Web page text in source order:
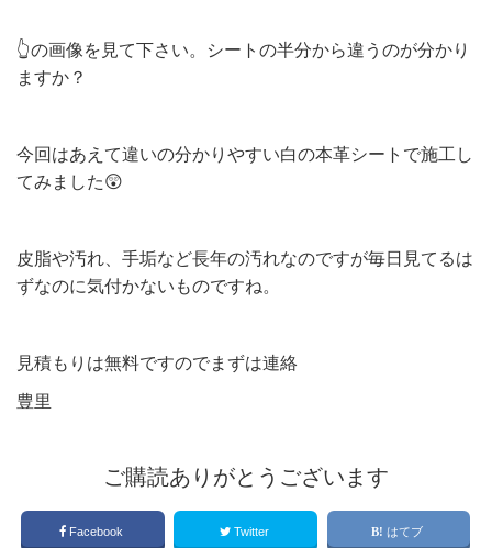
👆の画像を見て下さい。シートの半分から違うのが分かり
ますか？
今回はあえて違いの分かりやすい白の本革シートで施工し
てみました😲
皮脂や汚れ、手垢など長年の汚れなのですが毎日見てるは
ずなのに気付かないものですね。
見積もりは無料ですのでまずは連絡
豊里
ご購読ありがとうございます
Facebook Twitter はてブ